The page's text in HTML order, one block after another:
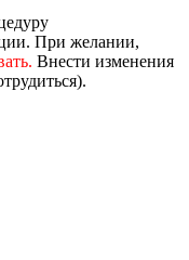
При желании,
Внести изменения